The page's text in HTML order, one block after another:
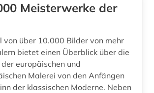
bosnien-herzegowina (1)
botticelli, sandro (1)
Meisterwerke der
von über 10.000 Bilder von mehr
bietet einen Überblick über die
europäischen und
Malerei von den Anfängen
der klassischen Moderne. Neben